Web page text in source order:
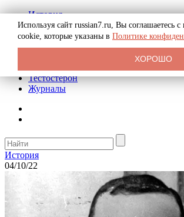
История
Биография
Криминал
Реклама на сайте
Тестостерон
Журналы
История
04/10/22
Используя сайт russian7.ru, Вы соглашаетесь
cookie, которые указаны в Политике
ХОРОШО